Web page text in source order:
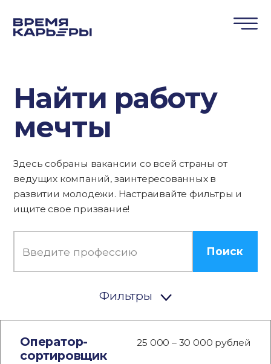
Найти работу
мечты
Здесь собраны вакансии со всей страны от
ведущих компаний, заинтересованных в
развитии молодежи. Настраивайте фильтры и
ищите свое призвание!
Поиск
Фильтры
Оператор-
сортировщик
25 000 – 30 000 рублей